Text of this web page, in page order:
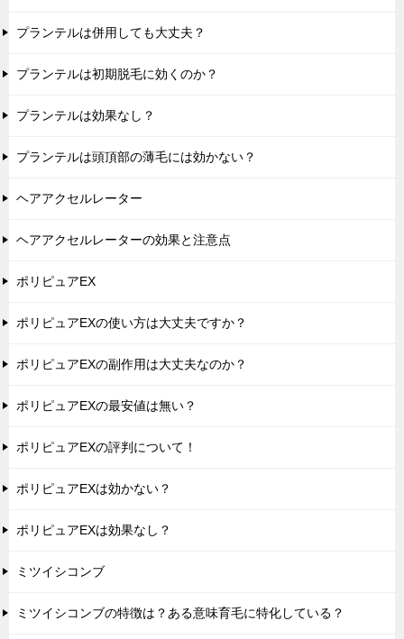
プランテルは併用しても大丈夫？
プランテルは初期脱毛に効くのか？
プランテルは効果なし？
プランテルは頭頂部の薄毛には効かない？
ヘアアクセルレーター
ヘアアクセルレーターの効果と注意点
ポリピュアEX
ポリピュアEXの使い方は大丈夫ですか？
ポリピュアEXの副作用は大丈夫なのか？
ポリピュアEXの最安値は無い？
ポリピュアEXの評判について！
ポリピュアEXは効かない？
ポリピュアEXは効果なし？
ミツイシコンブ
ミツイシコンブの特徴は？ある意味育毛に特化している？